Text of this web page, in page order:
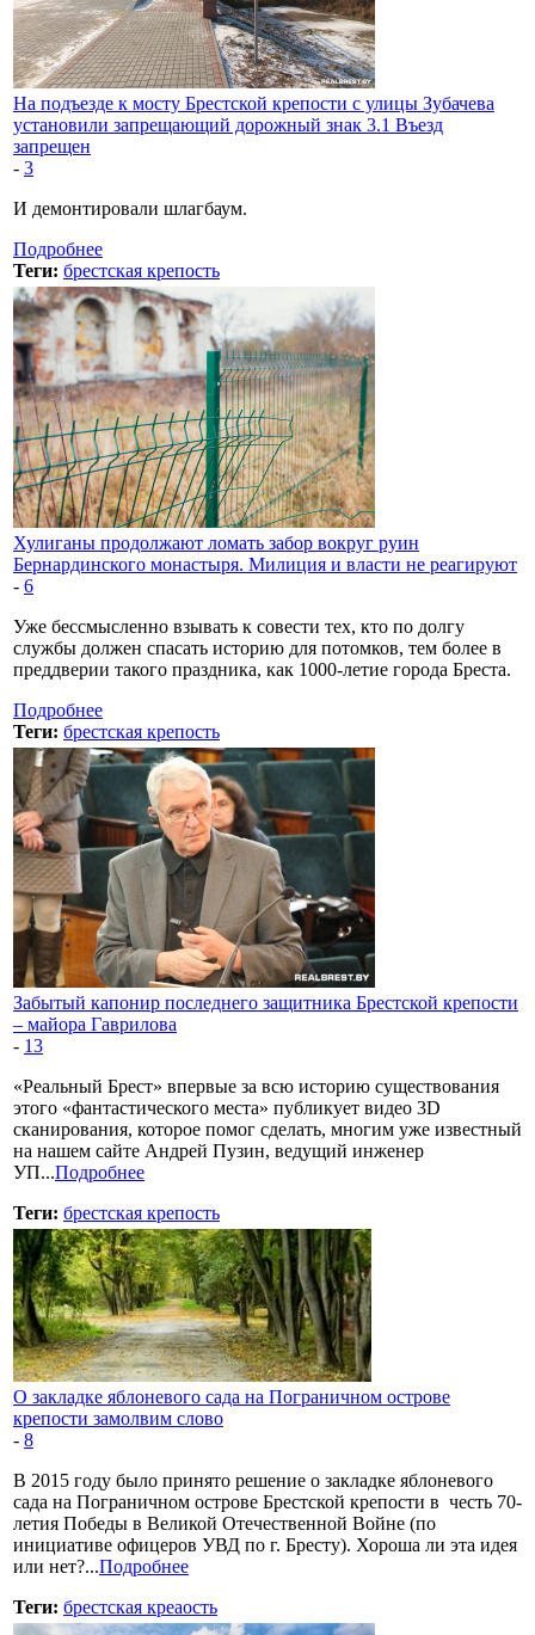
На подъезде к мосту Брестской крепости с улицы Зубачева
установили запрещающий дорожный знак 3.1 Въезд
запрещен
- 3
И демонтировали шлагбаум.
Подробнее
Теги: брестская крепость
Хулиганы продолжают ломать забор вокруг руин
Бернардинского монастыря. Милиция и власти не реагируют
- 6
Уже бессмысленно взывать к совести тех, кто по долгу
службы должен спасать историю для потомков, тем более в
преддверии такого праздника, как 1000-летие города Бреста.
Подробнее
Теги: брестская крепость
Забытый капонир последнего защитника Брестской крепости
– майора Гаврилова
- 13
«Реальный Брест» впервые за всю историю существования
этого «фантастического места» публикует видео 3D
сканирования, которое помог сделать, многим уже известный
на нашем сайте Андрей Пузин, ведущий инженер
УП...Подробнее
Теги: брестская крепость
О закладке яблоневого сада на Пограничном острове
крепости замолвим слово
- 8
В 2015 году было принято решение о закладке яблоневого
сада на Пограничном острове Брестской крепости в честь 70-
летия Победы в Великой Отечественной Войне (по
инициативе офицеров УВД по г. Бресту). Хороша ли эта идея
или нет?...Подробнее
Теги: брестская креаость